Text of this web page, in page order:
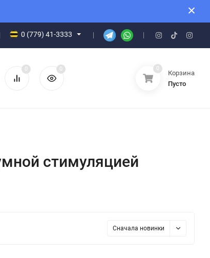
0 (779) 41-3333
0 0 0
Корзина
Пусто
стимуляцией
Сначала новинки